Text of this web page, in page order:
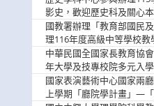
影史，歡迎歷史科及關心
躍報名參加
國教署辦理「教育部國民
理116年度高級中等學校教
實施計畫」，鼓勵教師踴
中華民國全國家長教育協
年大學及技專校院多元入
輔導家長說明會」
國家表演藝術中心國家兩
上學期「廳院學計畫」—